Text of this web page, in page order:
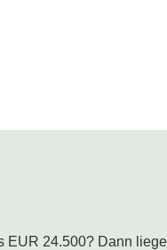
24.500? Dann